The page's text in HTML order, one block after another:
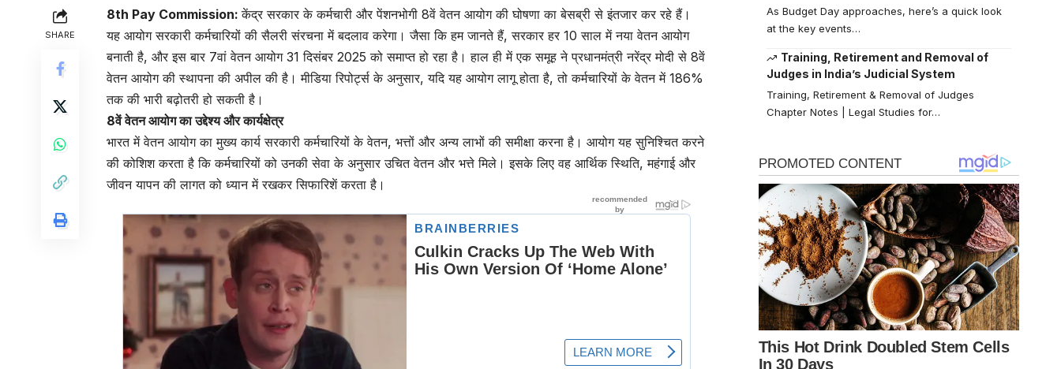
SHARE
8th Pay Commission:केंद्र सरकार के कर्मचारी और पेंशनभोगी 8वें वेतन आयोग की घोषणा का बेसब्री से इंतजार कर रहे हैं।
यह आयोग सरकारी कर्मचारियों की सैलरी संरचना में बदलाव करेगा। जैसा कि हम जानते हैं, सरकार हर 10 साल में नया वेतन आयोग
बनाती है, और इस बार 7वां वेतन आयोग 31 दिसंबर 2025 को समाप्त हो रहा है। हाल ही में एक समूह ने प्रधानमंत्री नरेंद्र मोदी से 8वें
वेतन आयोग की स्थापना की अपील की है। मीडिया रिपोर्ट्स के अनुसार, यदि यह आयोग लागू होता है, तो कर्मचारियों के वेतन में 186%
तक की भारी बढ़ोतरी हो सकती है।
8वें वेतन आयोग का उद्देश्य और कार्यक्षेत्र
भारत में वेतन आयोग का मुख्य कार्य सरकारी कर्मचारियों के वेतन, भत्तों और अन्य लाभों की समीक्षा करना है। आयोग यह सुनिश्चित करने
की कोशिश करता है कि कर्मचारियों को उनकी सेवा के अनुसार उचित वेतन और भत्ते मिले। इसके लिए वह आर्थिक स्थिति, महंगाई और
जीवन यापन की लागत को ध्यान में रखकर सिफारिशें करता है।
As Budget Day approaches, here’s a quick look
at the key events…
Training, Retirement and Removal of
Judges in India’s Judicial System
Training, Retirement & Removal of Judges
Chapter Notes | Legal Studies for…